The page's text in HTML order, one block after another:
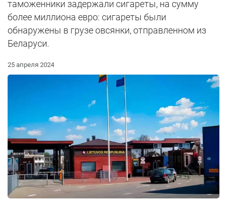
таможенники задержали сигареты, на сумму
более миллиона евро: сигареты были
обнаружены в грузе овсянки, отправленном из
Беларуси.
25 апреля 2024